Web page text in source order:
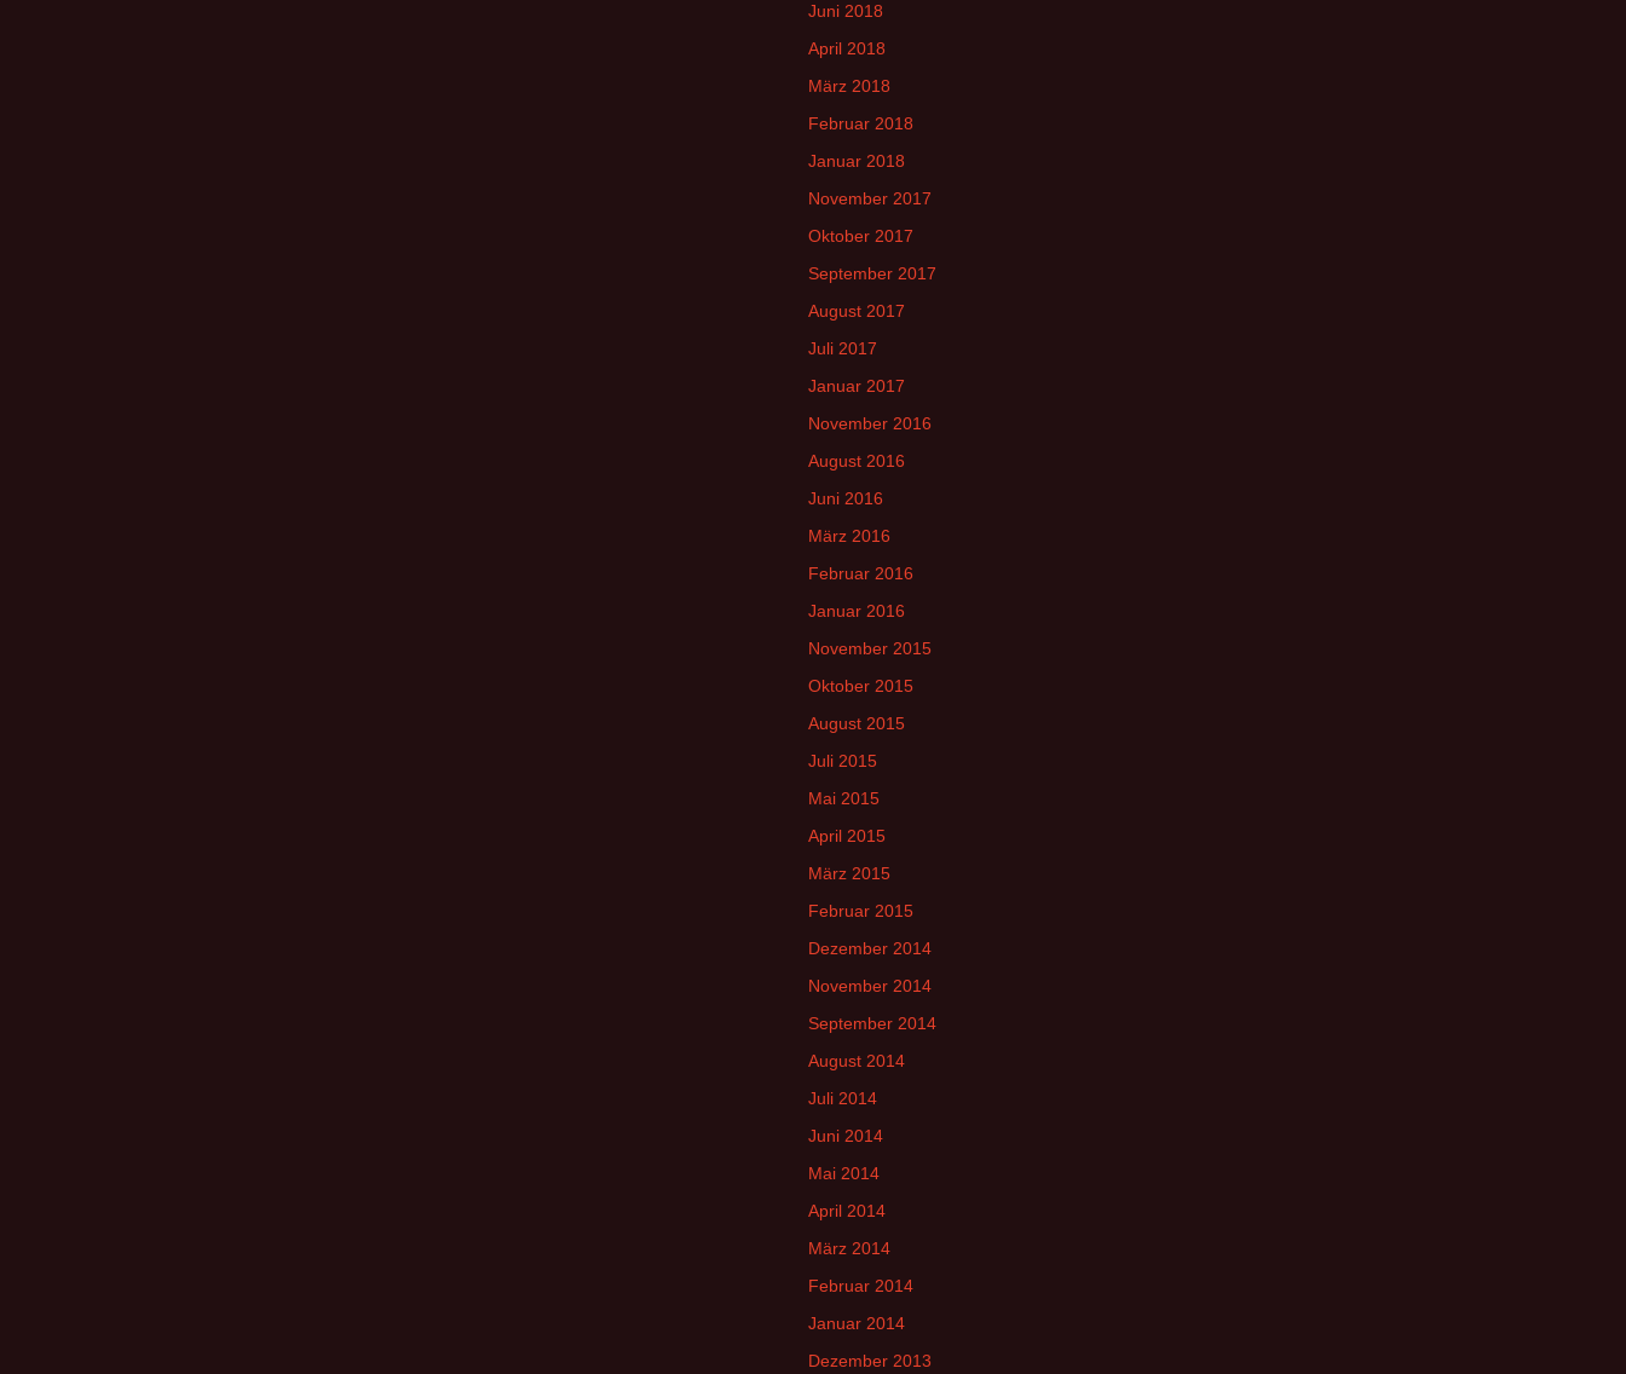
Juni 2018
April 2018
März 2018
Februar 2018
Januar 2018
November 2017
Oktober 2017
September 2017
August 2017
Juli 2017
Januar 2017
November 2016
August 2016
Juni 2016
März 2016
Februar 2016
Januar 2016
November 2015
Oktober 2015
August 2015
Juli 2015
Mai 2015
April 2015
März 2015
Februar 2015
Dezember 2014
November 2014
September 2014
August 2014
Juli 2014
Juni 2014
Mai 2014
April 2014
März 2014
Februar 2014
Januar 2014
Dezember 2013